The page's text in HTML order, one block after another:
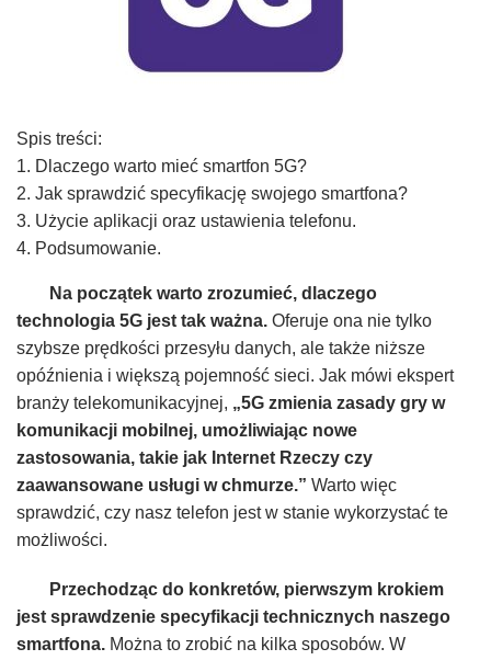
Spis treści:
1. Dlaczego warto mieć smartfon 5G?
2. Jak sprawdzić specyfikację swojego smartfona?
3. Użycie aplikacji oraz ustawienia telefonu.
4. Podsumowanie.
Na początek warto zrozumieć, dlaczego
technologia 5G jest tak ważna. Oferuje ona nie tylko
szybsze prędkości przesyłu danych, ale także niższe
opóźnienia i większą pojemność sieci. Jak mówi ekspert
branży telekomunikacyjnej, „5G zmienia zasady gry w
komunikacji mobilnej, umożliwiając nowe
zastosowania, takie jak Internet Rzeczy czy
zaawansowane usługi w chmurze.” Warto więc
sprawdzić, czy nasz telefon jest w stanie wykorzystać te
możliwości.
Przechodząc do konkretów, pierwszym krokiem
jest sprawdzenie specyfikacji technicznych naszego
smartfona. Można to zrobić na kilka sposobów. W